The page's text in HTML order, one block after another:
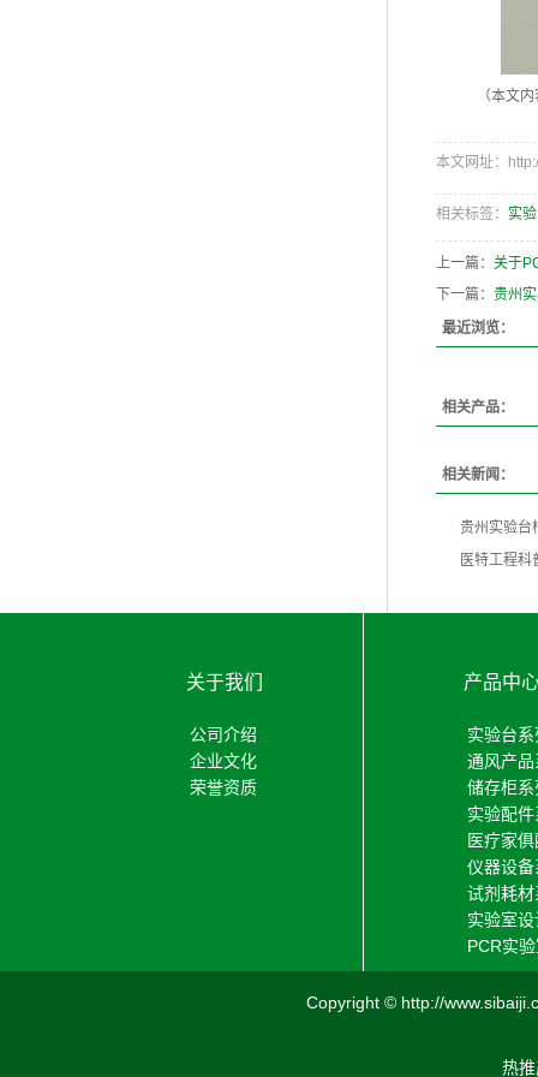
（本文
本文网址：
相关标签： 实
上一篇： 关于
下一篇： 贵州
最近浏览：
相关产品：
相关新闻：
贵州实验台
医特工程科
关于我们
公司介绍
企业文化
荣誉资质
产品中
实验台系
通风产品
储存柜系
实验配
医疗家
仪器设备
试剂耗材
实验室设
PCR实
Copyright © http://
热